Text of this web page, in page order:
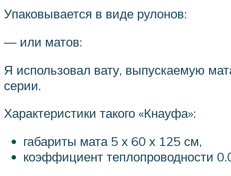
Упаковывается в виде рулонов:
— или матов:
Я использовал вату, выпускаемую
серии.
Характеристики такого «Кнауфа»:
габариты мата 5 х 60 х 125 см,
коэффициент теплопроводности